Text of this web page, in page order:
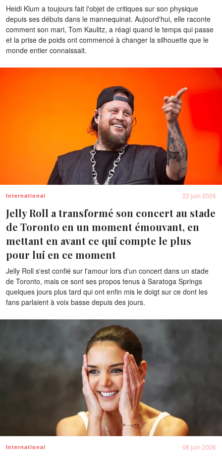
Heidi Klum a toujours fait l'objet de critiques sur son physique
depuis ses débuts dans le mannequinat. Aujourd'hui, elle raconte
comment son mari, Tom Kaulitz, a réagi quand le temps qui passe
et la prise de poids ont commencé à changer la silhouette que le
monde entier connaissait.
22 juin 2026
International
Jelly Roll a transformé son concert au stade
de Toronto en un moment émouvant, en
mettant en avant ce qui compte le plus
pour lui en ce moment
Jelly Roll s'est confié sur l'amour lors d'un concert dans un stade
de Toronto, mais ce sont ses propos tenus à Saratoga Springs
quelques jours plus tard qui ont enfin mis le doigt sur ce dont les
fans parlaient à voix basse depuis des jours.
08 juin 2026
International